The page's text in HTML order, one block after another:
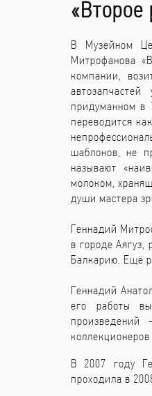
В Музейном
Митрофанова
компании,
придуманном в
переводится
шаблонов, не
называют
молоком,
души мастера
Геннадий
в городе
Балкарию. Ещё
Геннадий
его работы
В 2007 году
проходила в